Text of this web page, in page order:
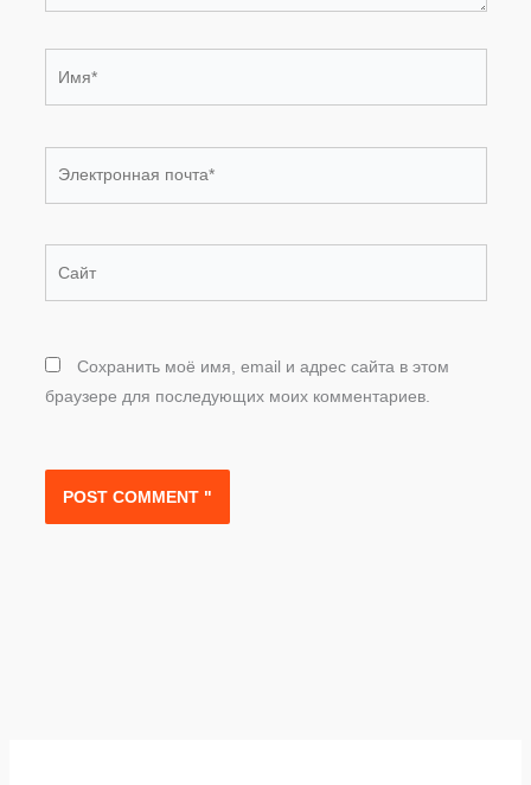
Сохранить моё имя, email и адрес сайта в этом
браузере для последующих моих комментариев.